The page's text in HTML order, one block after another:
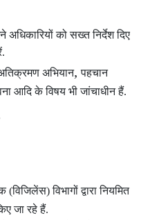
अधिकारियों को सख्त निर्देश दिए
अभियान,पहचान
आदि के विषय भी जांचाधीन हैं.
विभागों द्वारा नियमित
जा रहे हैं.